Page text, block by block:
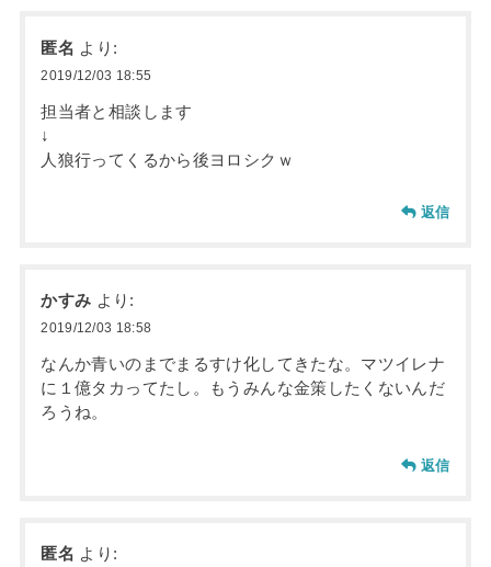
匿名 より:
2019/12/03 18:55
担当者と相談します
↓
人狼行ってくるから後ヨロシクｗ
返信
かすみ より:
2019/12/03 18:58
なんか青いのまでまるすけ化してきたな。マツイレナ
に１億タカってたし。もうみんな金策したくないんだ
ろうね。
返信
匿名 より: